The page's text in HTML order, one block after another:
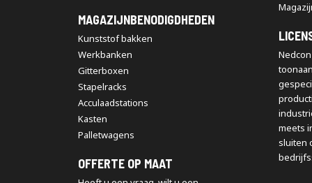
MAGAZIJNBENODIGDHEDEN
Kunststof bakken
Werkbanken
Gitterboxen
Stapelracks
Acculaadstations
Kasten
Palletwagens
OFFERTE OP MAAT
meets
sluiten